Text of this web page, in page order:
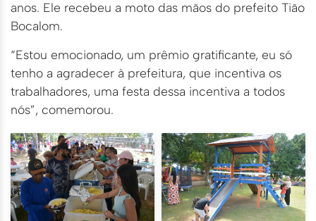
anos. Ele recebeu a moto das mãos do prefeito Tião
Bocalom.
“Estou emocionado, um prêmio gratificante, eu só
tenho a agradecer à prefeitura, que incentiva os
trabalhadores, uma festa dessa incentiva a todos
nós”, comemorou.